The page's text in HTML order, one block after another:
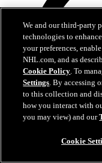
We and our third-party
technologies to
your preferences,
NHL.com, and as
Cookie Policy. To
Settings. By accessing
to this collection and
how you interact with
you may view) and our
Cookie